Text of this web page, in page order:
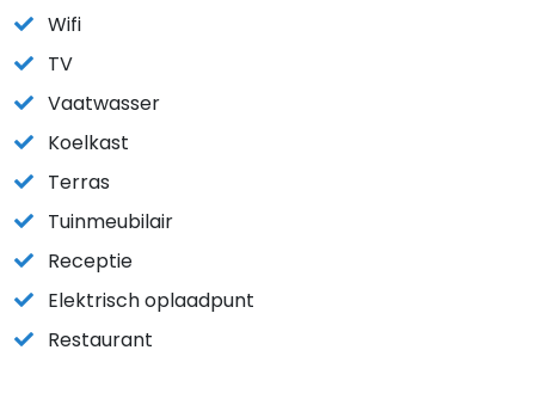
Wifi
TV
Vaatwasser
Koelkast
Terras
Tuinmeubilair
Receptie
Elektrisch oplaadpunt
Restaurant